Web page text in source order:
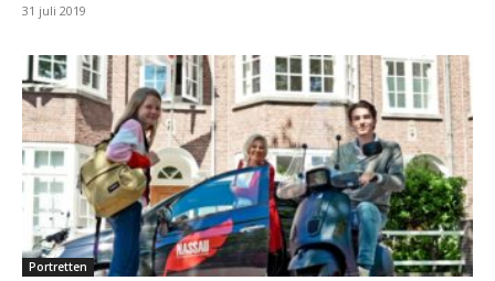
31 juli 2019
Portretten